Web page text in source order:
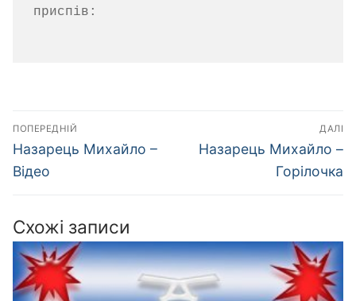
приспів:
Навігація
записів
ПОПЕРЕДНІЙ
Попередній
запис:
Назарець Михайло –
Відео
ДАЛІ
Наступний
Назарець Михайло –
Горілочка
Схожі записи